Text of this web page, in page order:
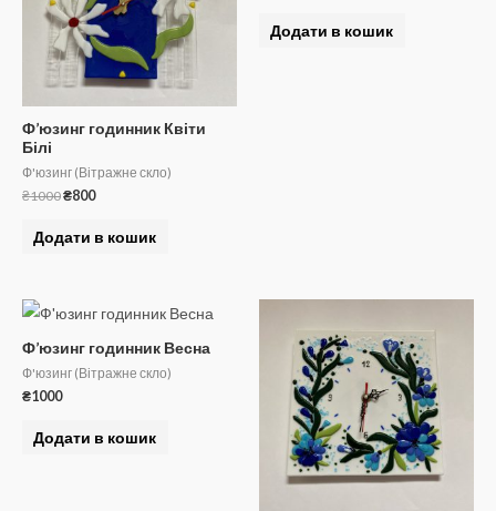
Ф’юзинг годинник Квіти
Білі
Ф'юзинг (Вітражне скло)
₴1000Оригінальна
₴800Поточна
Додати в кошик
Додати в кошик
Ф’юзинг годинник Весна
Ф'юзинг (Вітражне скло)
₴1000
Додати в кошик